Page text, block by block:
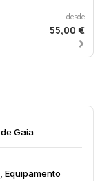
desde
55,00 €
Gaia
Equipamento